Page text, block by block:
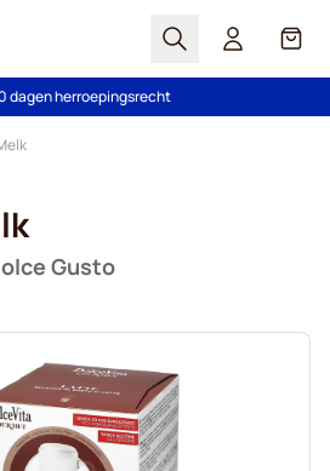
Zoek Cart
verzending vanaf € 49
dagen herroepingsrecht
Gusto